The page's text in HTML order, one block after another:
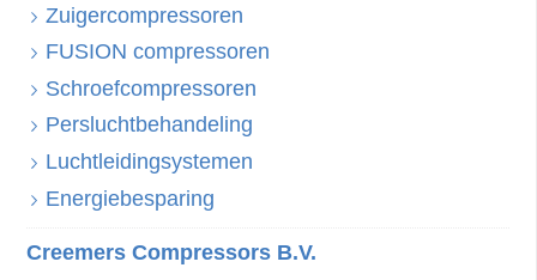
Zuigercompressoren
FUSION compressoren
Schroefcompressoren
Persluchtbehandeling
Luchtleidingsystemen
Energiebesparing
Creemers Compressors B.V.